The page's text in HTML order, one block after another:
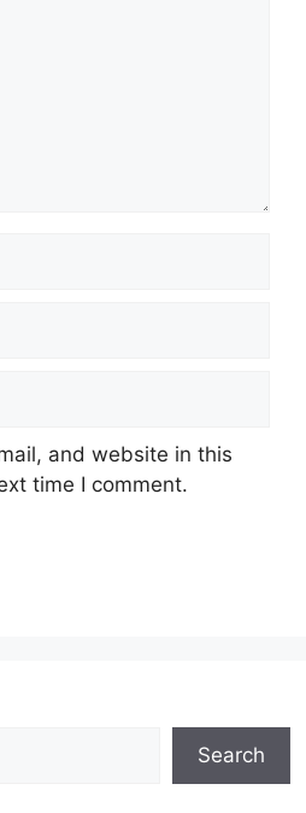
and website in this
time I comment.
Search